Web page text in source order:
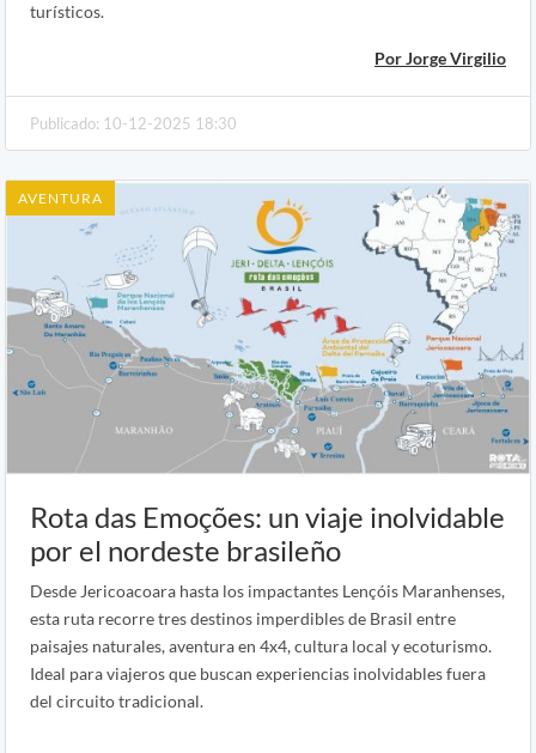
turísticos.
Por Jorge Virgilio
Publicado: 10-12-2025 18:30
AVENTURA
Rota das Emoções: un viaje inolvidable
por el nordeste brasileño
Desde Jericoacoara hasta los impactantes Lençóis Maranhenses,
esta ruta recorre tres destinos imperdibles de Brasil entre
paisajes naturales, aventura en 4x4, cultura local y ecoturismo.
Ideal para viajeros que buscan experiencias inolvidables fuera
del circuito tradicional.